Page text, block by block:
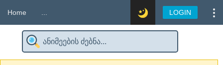
Home LOGIN